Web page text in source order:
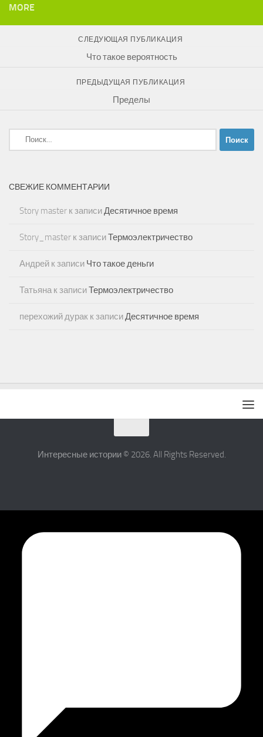
MORE
СЛЕДУЮЩАЯ ПУБЛИКАЦИЯ
Что такое вероятность
ПРЕДЫДУЩАЯ ПУБЛИКАЦИЯ
Пределы
Найти:
СВЕЖИЕ КОММЕНТАРИИ
Story master к записиДесятичное время
Story_master к записиТермоэлектричество
Андрей к записи Что такое деньги
Татьянак записиТермоэлектричество
перехожий дурак к записиДесятичное время
Интересные истории © 2026. All Rights Reserved.